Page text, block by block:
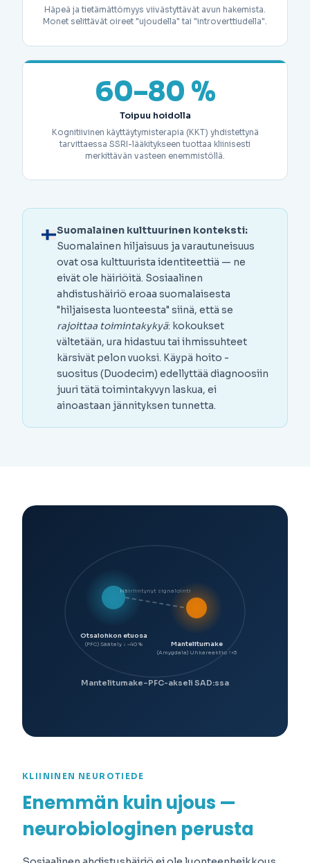
Häpeä ja tietämättömyys viivästyttävät avun hakemista.
Monet selittävät oireet "ujoudella" tai "introverttiudella".
60–80 %
Toipuu hoidolla
Kognitiivinen käyttäytymisterapia (KKT) yhdistettynä
tarvittaessa SSRI-lääkitykseen tuottaa kliinisesti
merkittävän vasteen enemmistöllä.
Suomalainen kulttuurinen konteksti:
Suomalainen hiljaisuus ja varautuneisuus
ovat osa kulttuurista identiteettiä — ne
eivät ole häiriöitä. Sosiaalinen
ahdistushäiriö eroaa suomalaisesta
"hiljaisesta luonteesta" siinä, että se
rajoittaa toimintakykyä: kokoukset
vältetään, ura hidastuu tai ihmissuhteet
kärsivät pelon vuoksi. Käypä hoito -
suositus (Duodecim) edellyttää diagnoosiin
juuri tätä toimintakyvyn laskua, ei
ainoastaan jännityksen tunnetta.
Otsalohkon etuosa
(PFC) Säätely ↓ ~40 % Mantelitumake
(Amygdala) Uhkareaktio ↑×3
Häiriintynyt signalointi
Mantelitumake–PFC-akseli SAD:ssa
KLIININEN NEUROTIEDE
Enemmän kuin ujous —
neurobiologinen perusta